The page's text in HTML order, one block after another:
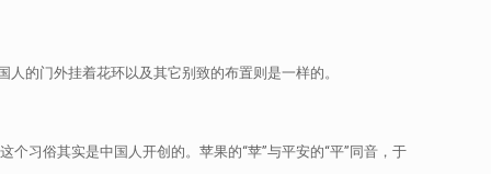
的门外挂着花环以及其它别致的布置则是一样的。
习俗其实是中国人开创的。苹果的“苹”与平安的“平”同音，于